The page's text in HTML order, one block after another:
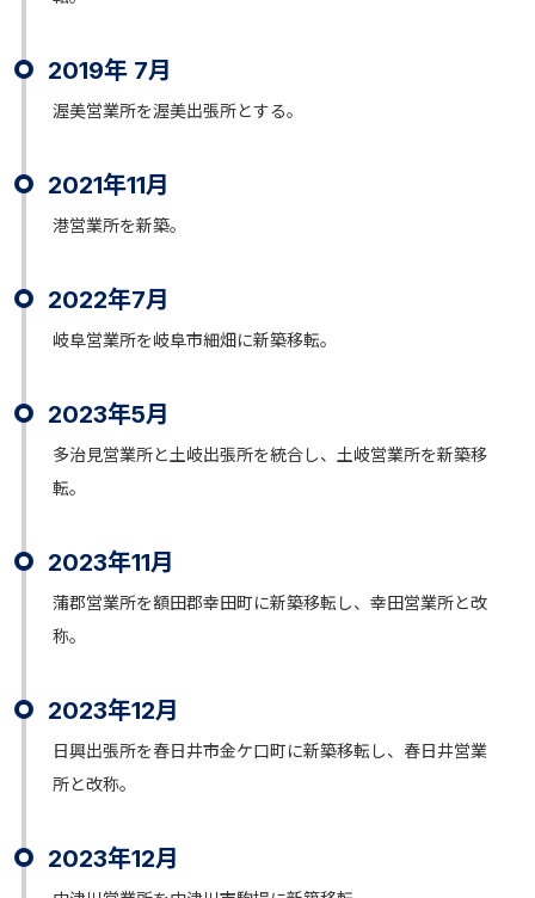
2019年 7月
渥美営業所を渥美出張所とする。
2021年11月
港営業所を新築。
2022年7月
岐阜営業所を岐阜市細畑に新築移転。
2023年5月
多治見営業所と土岐出張所を統合し、土岐営業所を新築移
転。
2023年11月
蒲郡営業所を額田郡幸田町に新築移転し、幸田営業所と改
称。
2023年12月
日興出張所を春日井市金ケ口町に新築移転し、春日井営業
所と改称。
2023年12月